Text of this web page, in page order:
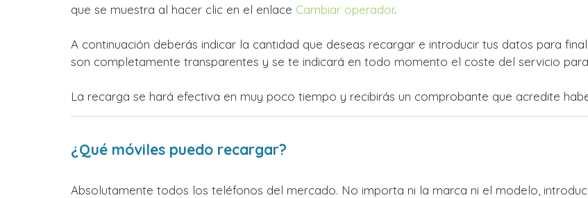
que se muestra al hacer clic en el enlace Cambiar operador.
A continuación deberás indicar la cantidad que deseas recargar e introducir tus datos para
son completamente transparentes y se te indicará en todo momento el coste del servicio
La recarga se hará efectiva en muy poco tiempo y recibirás un comprobante que acredite
¿Qué móviles puedo recargar?
Absolutamente todos los teléfonos del mercado. No importa ni la marca ni el modelo,